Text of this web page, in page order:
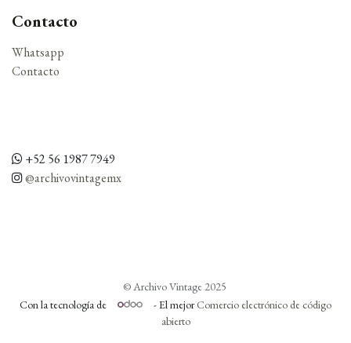
Contacto
Whatsapp
Contacto
+52 56 1987 7949
@archivovintagemx
© Archivo Vintage 2025
Con la tecnología de
- El mejorComercio electrónico de código
abierto